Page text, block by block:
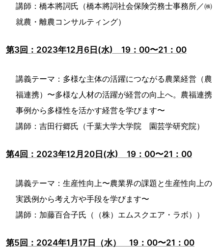
講師：橋本將詞氏（橋本將詞社会保険労務士事務所／㈱
就農・離農コンサルティング）
第3回：2023年12月6日(水) 19：00〜21：00
講義テーマ：多様な主体の活躍につながる農業経営（農
福連携）〜多様な人材の活躍が経営の向上へ。農福連携
事例から多様性を活かす経営を学びます〜
講師：吉田行郷氏（千葉大学大学院 園芸学研究院）
第4回：2023年12月20日(水) 19：00〜21：00
講義テーマ：生産性向上〜農業界の課題と生産性向上の
実践例から考え方や手段を学びます〜
講師：加藤百合子氏（（株）エムスクエア・ラボ））
第5回：2024年1月17日（水） 19：00〜21：00